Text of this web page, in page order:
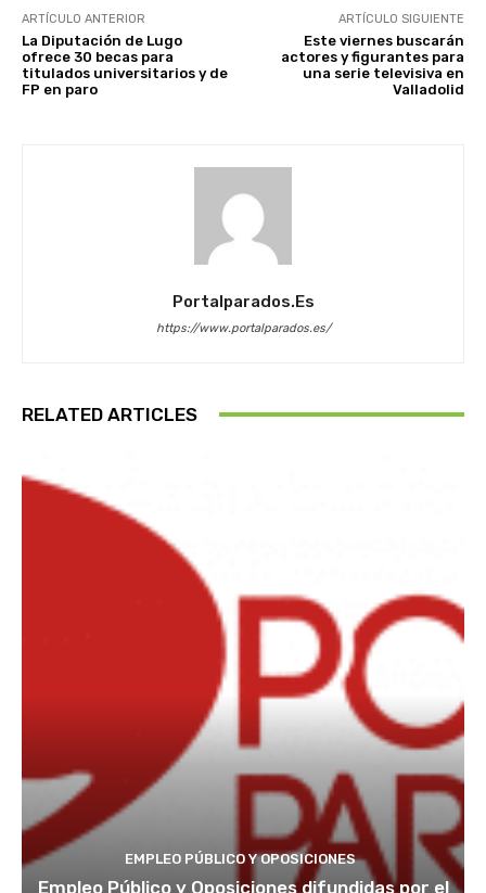
ARTÍCULO ANTERIOR
La Diputación de Lugo
ofrece 30 becas para
titulados universitarios y de
FP en paro
ARTÍCULO SIGUIENTE
Este viernes buscarán
actores y figurantes para
una serie televisiva en
Valladolid
Portalparados.es
https://www.portalparados.es/
RELATED ARTICLES
EMPLEO PÚBLICO Y OPOSICIONES
Empleo Público y Oposiciones difundidas por el